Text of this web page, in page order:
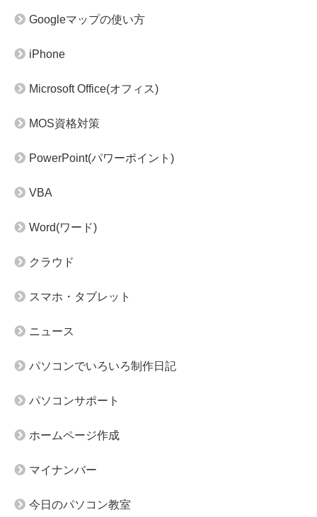
Googleマップの使い方
iPhone
Microsoft Office(オフィス)
MOS資格対策
PowerPoint(パワーポイント)
VBA
Word(ワード)
クラウド
スマホ・タブレット
ニュース
パソコンでいろいろ制作日記
パソコンサポート
ホームページ作成
マイナンバー
今日のパソコン教室